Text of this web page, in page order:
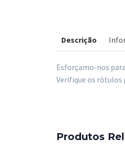
Descrição
Esforçamo-nos
Verifique os rótulos
Produtos